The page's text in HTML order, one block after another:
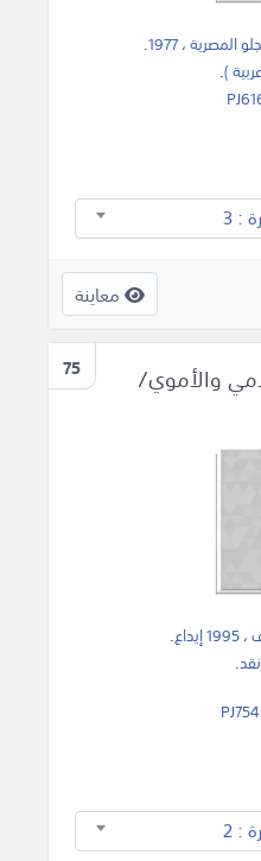
المصرية،1977
.
)
.
: 3
معاينة
75
والأموي/
،1995 إيداع
.
.
: 2